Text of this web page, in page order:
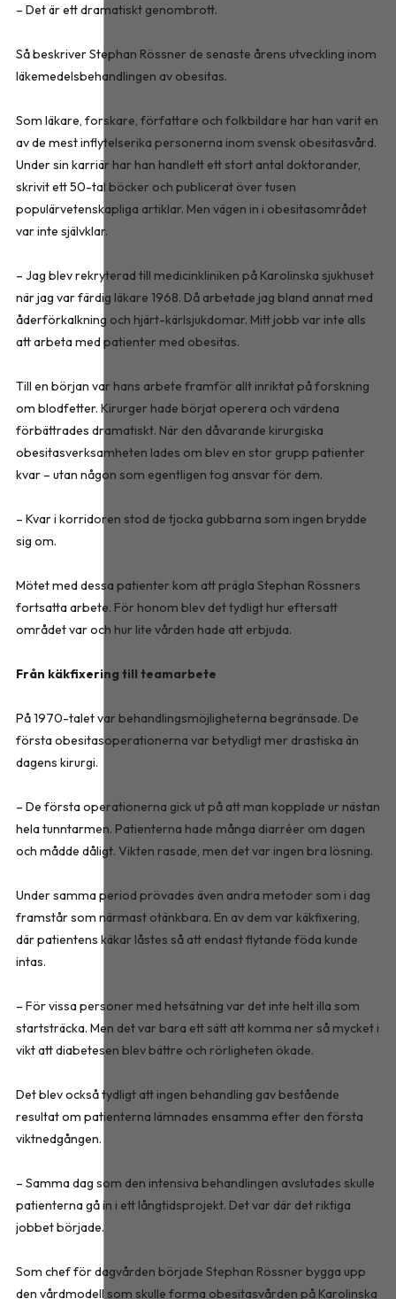
– Det är ett dramatiskt genombrott.
Så beskriver Stephan Rössner de senaste årens utveckling inom
läkemedelsbehandlingen av obesitas.
Som läkare, forskare, författare och folkbildare har han varit en
av de mest inflytelserika personerna inom svensk obesitasvård.
Under sin karriär har han handlett ett stort antal doktorander,
skrivit ett 50-tal böcker och publicerat över tusen
populärvetenskapliga artiklar. Men vägen in i obesitasområdet
var inte självklar.
– Jag blev rekryterad till medicinkliniken på Karolinska sjukhuset
när jag var färdig läkare 1968. Då arbetade jag bland annat med
åderförkalkning och hjärt-kärlsjukdomar. Mitt jobb var inte alls
att arbeta med patienter med obesitas.
Till en början var hans arbete framför allt inriktat på forskning
om blodfetter. Kirurger hade börjat operera och värdena
förbättrades dramatiskt. När den dåvarande kirurgiska
obesitasverksamheten lades om blev en stor grupp patienter
kvar – utan någon som egentligen tog ansvar för dem.
– Kvar i korridoren stod de tjocka gubbarna som ingen brydde
sig om.
Mötet med dessa patienter kom att prägla Stephan Rössners
fortsatta arbete. För honom blev det tydligt hur eftersatt
området var och hur lite vården hade att erbjuda.
Från käkfixering till teamarbete
På 1970-talet var behandlingsmöjligheterna begränsade. De
första obesitasoperationerna var betydligt mer drastiska än
dagens kirurgi.
– De första operationerna gick ut på att man kopplade ur nästan
hela tunntarmen. Patienterna hade många diarréer om dagen
och mådde dåligt. Vikten rasade, men det var ingen bra lösning.
Under samma period prövades även andra metoder som i dag
framstår som närmast otänkbara. En av dem var käkfixering,
där patientens käkar låstes så att endast flytande föda kunde
intas.
– För vissa personer med hetsätning var det inte helt illa som
startsträcka. Men det var bara ett sätt att komma ner så mycket i
vikt att diabetesen blev bättre och rörligheten ökade.
Det blev också tydligt att ingen behandling gav bestående
resultat om patienterna lämnades ensamma efter den första
viktnedgången.
– Samma dag som den intensiva behandlingen avslutades skulle
patienterna gå in i ett långtidsprojekt. Det var där det riktiga
jobbet började.
Som chef för dagvården började Stephan Rössner bygga upp
den vårdmodell som skulle forma obesitasvården på Karolinska